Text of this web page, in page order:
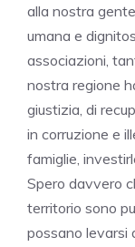
alla nostra
umana e
associazioni,
nostra regione
giustizia, di
in corruzione e
famiglie,
Spero davvero
territorio sono
possano levarsi